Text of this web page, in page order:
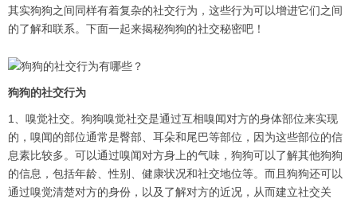
其实狗狗之间同样有着复杂的社交行为，这些行为可以增进它们之间
的了解和联系。下面一起来揭秘狗狗的社交秘密吧！
狗狗的社交行为
1、嗅觉社交。狗狗嗅觉社交是通过互相嗅闻对方的身体部位来实现
的，嗅闻的部位通常是臀部、耳朵和尾巴等部位，因为这些部位的信
息素比较多。可以通过嗅闻对方身上的气味，狗狗可以了解其他狗狗
的信息，包括年龄、性别、健康状况和社交地位等。而且狗狗还可以
通过嗅觉清楚对方的身份，以及了解对方的近况，从而建立社交关